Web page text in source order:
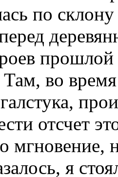
по
во
отсчет
мгновение,
я